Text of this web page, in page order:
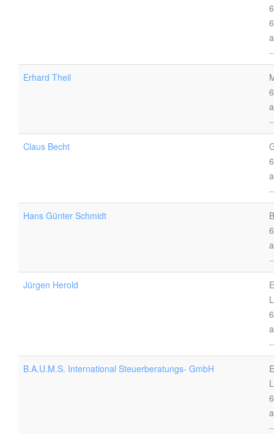
Erhard Theil
Claus Becht
Hans Günter Schmidt
Jürgen Herold
B.A.U.M.S. International Steuerberatungs- GmbH